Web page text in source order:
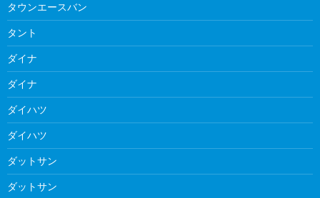
タウンエースバン
タント
ダイナ
ダイナ
ダイハツ
ダイハツ
ダットサン
ダットサン